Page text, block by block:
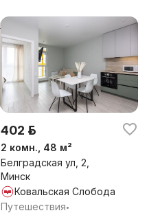
402 р.
2 комн., 48 м²
Белградская ул, 2,
Минск
Ковальская Слобода
Путешествия•